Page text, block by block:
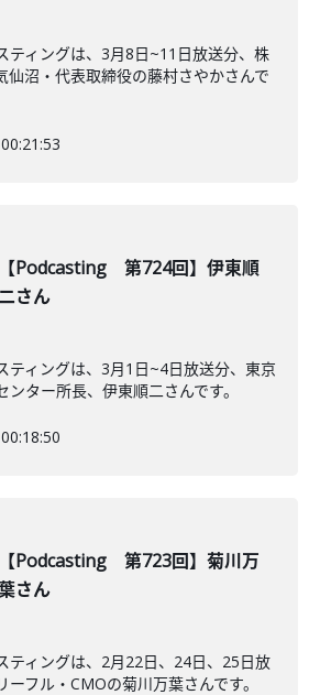
ティングは、3月8日~11日放送分、株
仙沼・代表取締役の藤村さやかさんで
00:21:53
【Podcasting 第724回】伊東順
さん
ティングは、3月1日~4日放送分、東京
ター所長、伊東順二さんです。
00:18:50
【Podcasting 第723回】菊川万
さん
ティングは、2月22日、24日、25日放
フル・CMOの菊川万葉さんです。